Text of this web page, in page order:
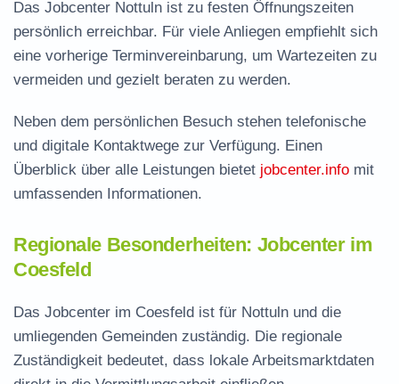
Das Jobcenter Nottuln ist zu festen Öffnungszeiten
persönlich erreichbar. Für viele Anliegen empfiehlt sich
eine vorherige Terminvereinbarung, um Wartezeiten zu
vermeiden und gezielt beraten zu werden.
Neben dem persönlichen Besuch stehen telefonische
und digitale Kontaktwege zur Verfügung. Einen
Überblick über alle Leistungen bietet jobcenter.info mit
umfassenden Informationen.
Regionale Besonderheiten: Jobcenter im
Coesfeld
Das Jobcenter im Coesfeld ist für Nottuln und die
umliegenden Gemeinden zuständig. Die regionale
Zuständigkeit bedeutet, dass lokale Arbeitsmarktdaten